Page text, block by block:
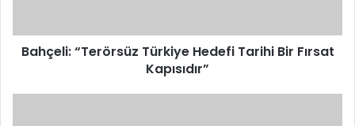
Bahçeli: “Terörsüz Türkiye Hedefi Tarihi Bir Fırsat
Kapısıdır”